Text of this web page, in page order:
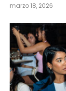
marzo 18, 2026